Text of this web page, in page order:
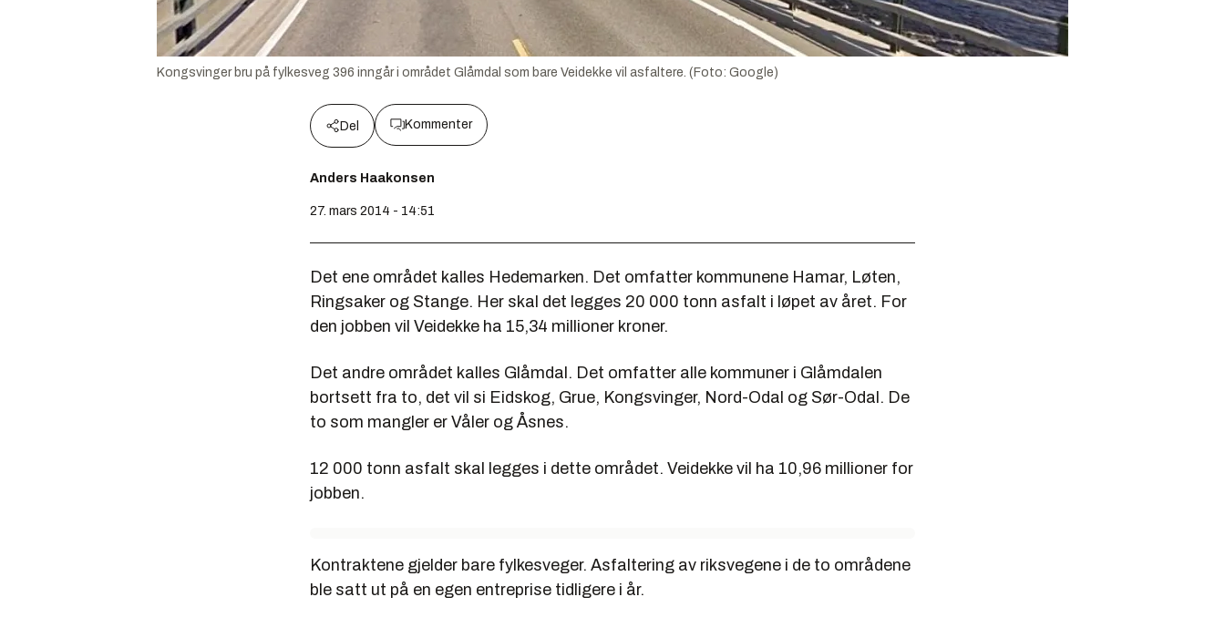
Kongsvinger bru på fylkesveg 396 inngår i området Glåmdal som bare Veidekke vil asfaltere. (Foto: Google)
Del Kommenter
Anders Haakonsen
27. mars 2014 - 14:51
Det ene området kalles Hedemarken. Det omfatter kommunene Hamar, Løten,
Ringsaker og Stange. Her skal det legges 20 000 tonn asfalt i løpet av året. For
den jobben vil Veidekke ha 15,34 millioner kroner.
Det andre området kalles Glåmdal. Det omfatter alle kommuner i Glåmdalen
bortsett fra to, det vil si Eidskog, Grue, Kongsvinger, Nord-Odal og Sør-Odal. De
to som mangler er Våler og Åsnes.
12 000 tonn asfalt skal legges i dette området. Veidekke vil ha 10,96 millioner for
jobben.
Kontraktene gjelder bare fylkesveger. Asfaltering av riksvegene i de to områdene
ble satt ut på en egen entreprise tidligere i år.